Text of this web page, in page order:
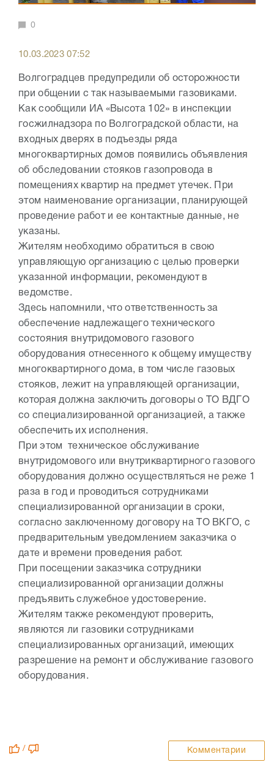
0
10.03.2023 07:52
Волгоградцев предупредили об осторожности
при общении с так называемыми газовиками.
Как сообщили ИА «Высота 102» в инспекции
госжилнадзора по Волгоградской области, на
входных дверях в подъезды ряда
многоквартирных домов появились объявления
об обследовании стояков газопровода в
помещениях квартир на предмет утечек. При
этом наименование организации, планирующей
проведение работ и ее контактные данные, не
указаны.
Жителям необходимо обратиться в свою
управляющую организацию с целью проверки
указанной информации, рекомендуют в
ведомстве.
Здесь напомнили, что ответственность за
обеспечение надлежащего технического
состояния внутридомового газового
оборудования отнесенного к общему имуществу
многоквартирного дома, в том числе газовых
стояков, лежит на управляющей организации,
которая должна заключить договоры о ТО ВДГО
со специализированной организацией, а также
обеспечить их исполнения.
При этом техническое обслуживание
внутридомового или внутриквартирного газового
оборудования должно осуществляться не реже 1
раза в год и проводиться сотрудниками
специализированной организации в сроки,
согласно заключенному договору на ТО ВКГО, с
предварительным уведомлением заказчика о
дате и времени проведения работ.
При посещении заказчика сотрудники
специализированной организации должны
предъявить служебное удостоверение.
Жителям также рекомендуют проверить,
являются ли газовики сотрудниками
специализированных организаций, имеющих
разрешение на ремонт и обслуживание газового
оборудования.
/ Комментарии